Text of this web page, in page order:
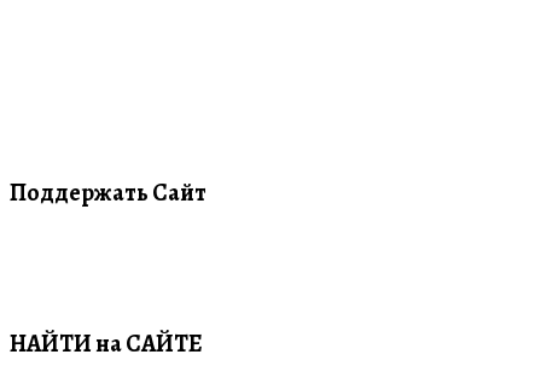
Поддержать Сайт
НАЙТИ на САЙТЕ